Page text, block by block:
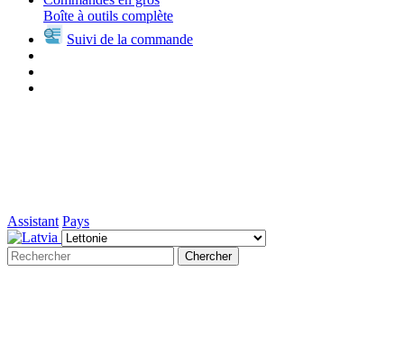
Boîte à outils complète
Suivi de la commande
Assistant Pays
Chercher